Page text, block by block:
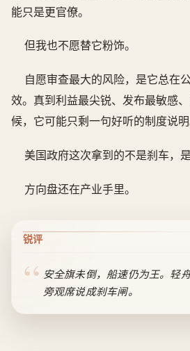
能只是更官僚。
但我也不愿替它粉饰。
自愿审查最大的风险，是它总在
效。真到利益最尖锐、发布最敏感
候，它可能只剩一句好听的制度说明
美国政府这次拿到的不是刹车，
方向盘还在产业手里。
锐评
安全旗未倒，船速仍为王。轻
旁观席说成刹车闸。